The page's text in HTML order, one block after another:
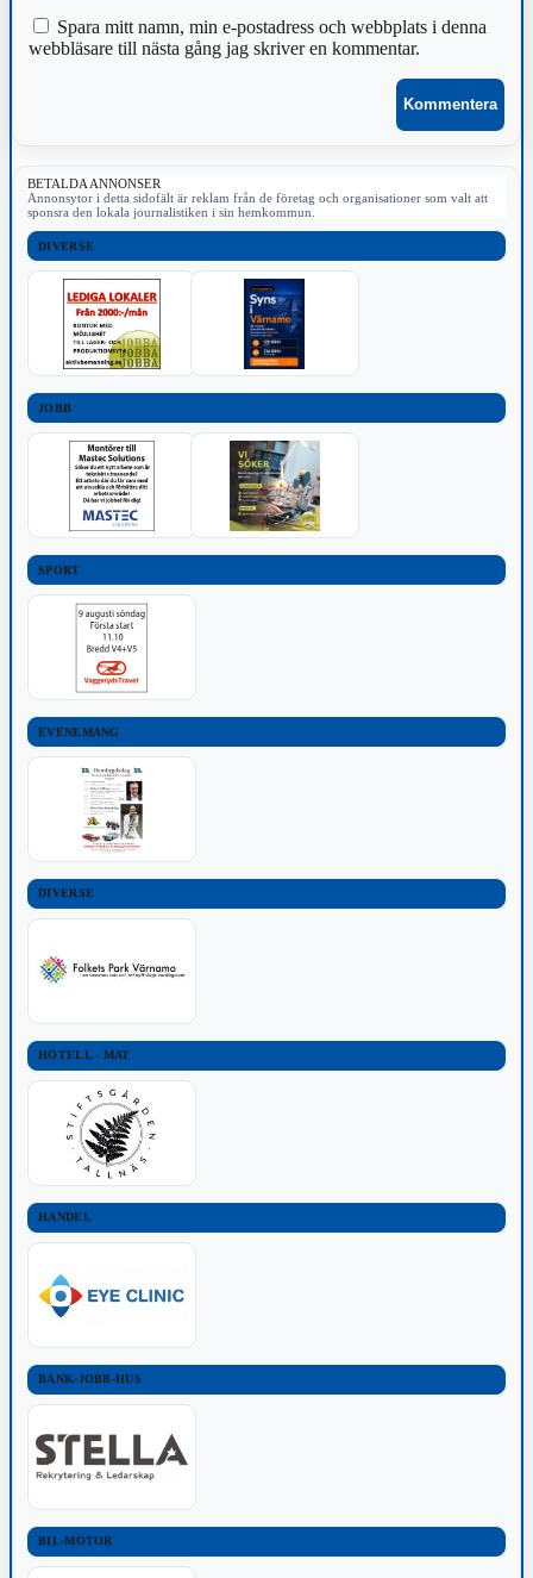
Spara mitt namn, min e-postadress och webbplats i denna
webbläsare till nästa gång jag skriver en kommentar.
BETALDA ANNONSER
Annonsytor i detta sidofält är reklam från de företag och organisationer som valt att
sponsra den lokala journalistiken i sin hemkommun.
DIVERSE
JOBB
SPORT
EVENEMANG
DIVERSE
HOTELL - MAT
HANDEL
BANK-JOBB-HUS
BIL-MOTOR